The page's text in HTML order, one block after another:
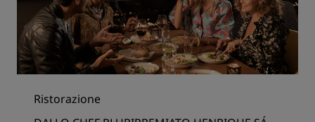
Ristorazione